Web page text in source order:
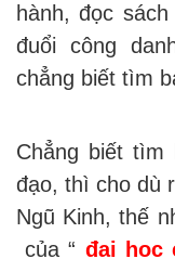
hành, đọc
đuổi công
chẳng biết tìm
Chẳng biết tìm
đạo, thì cho dù
Ngũ Kinh, thế
của “ đại học